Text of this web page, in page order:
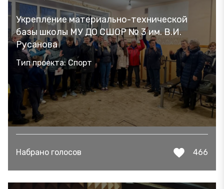
Укрепление материально-технической
базы школы МУ ДО СШОР № 3 им. В.И.
Русанова
Тип проекта: Спорт
Набрано голосов 466